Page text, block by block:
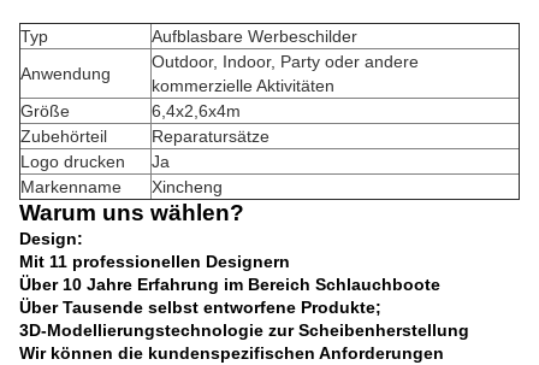
Typ
Aufblasbare Werbeschilder
Anwendung
Outdoor, Indoor, Party oder andere
kommerzielle Aktivitäten
Größe
6,4x2,6x4m
Zubehörteil
Reparatursätze
Logo drucken
Ja
Markenname
Xincheng
Warum uns wählen?
Design:
Mit 11 professionellen Designern
Über 10 Jahre Erfahrung im Bereich Schlauchboote
Über Tausende selbst entworfene Produkte;
3D-Modellierungstechnologie zur Scheibenherstellung
Wir können die kundenspezifischen Anforderungen